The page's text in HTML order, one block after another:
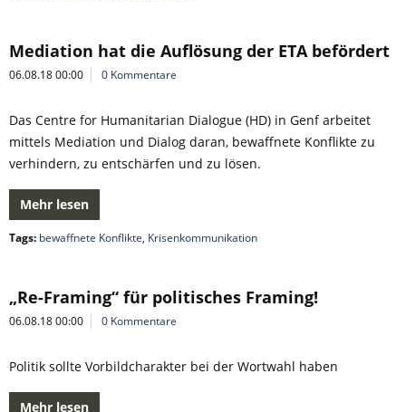
Mediation hat die Auflösung der ETA befördert
06.08.18 00:00 0 Kommentare
Das Centre for Humanitarian Dialogue (HD) in Genf arbeitet
mittels Mediation und Dialog daran, bewaffnete Konflikte zu
verhindern, zu entschärfen und zu lösen.
Mehr lesen
Tags: bewaffnete Konflikte, Krisenkommunikation
„Re-Framing“ für politisches Framing!
06.08.18 00:00 0 Kommentare
Politik sollte Vorbildcharakter bei der Wortwahl haben
Mehr lesen